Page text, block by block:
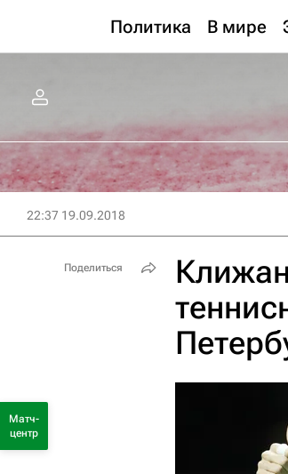
Политика В мире
22:37 19.09.2018
Поделиться
Матч-
центр